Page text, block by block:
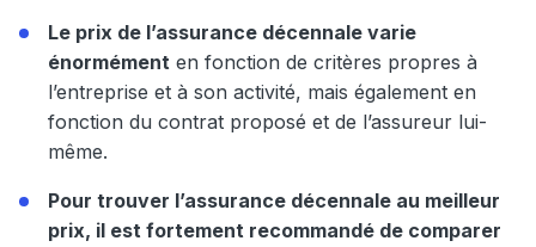
Le prix de l’assurance décennale varie
énormément en fonction de critères propres à
l’entreprise et à son activité, mais également en
fonction du contrat proposé et de l’assureur lui-
même.
Pour trouver l’assurance décennale au meilleur
prix, il est fortement recommandé de comparer